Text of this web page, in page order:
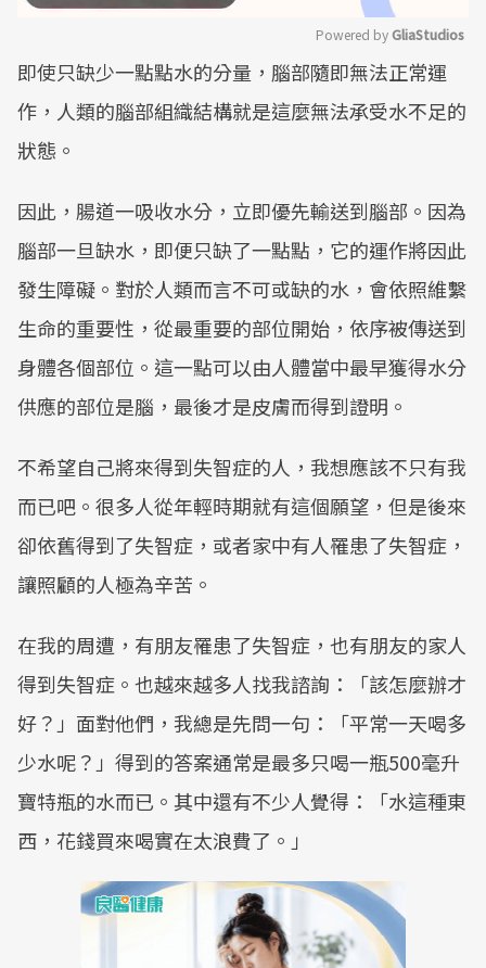
Mute
Powered by GliaStudios
即使只缺少一點點水的分量，腦部隨即無法正常運
作，人類的腦部組織結構就是這麼無法承受水不足的
狀態。
因此，腸道一吸收水分，立即優先輸送到腦部。因為
腦部一旦缺水，即便只缺了一點點，它的運作將因此
發生障礙。對於人類而言不可或缺的水，會依照維繫
生命的重要性，從最重要的部位開始，依序被傳送到
身體各個部位。這一點可以由人體當中最早獲得水分
供應的部位是腦，最後才是皮膚而得到證明。
不希望自己將來得到失智症的人，我想應該不只有我
而已吧。很多人從年輕時期就有這個願望，但是後來
卻依舊得到了失智症，或者家中有人罹患了失智症，
讓照顧的人極為辛苦。
在我的周遭，有朋友罹患了失智症，也有朋友的家人
得到失智症。也越來越多人找我諮詢：「該怎麼辦才
好？」面對他們，我總是先問一句：「平常一天喝多
少水呢？」得到的答案通常是最多只喝一瓶500毫升
寶特瓶的水而已。其中還有不少人覺得：「水這種東
西，花錢買來喝實在太浪費了。」